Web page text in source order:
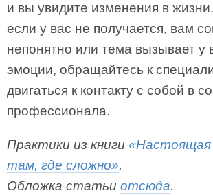
и вы увидите изменения в
если у вас не получается, вам
непонятно или тема вызывает у
эмоции, обращайтесь к
двигаться к контакту с собой в
профессионала.
Практики из книги
там, где сложно».
Обложка статьи отсюда.